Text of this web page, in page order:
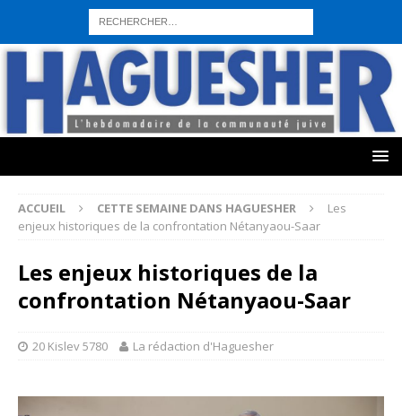
sohbet hattı numarası seks hattı numara istanbul escort bayanlar
sohbet hattı numaralar seks hattı numaralar"
numaraları sohbet hattı sex hattı telefonda seks numara sıcak sex
sohbet hattı canlı sohbet hatları sohbet numaraları
ucuz
sex sohbet hattı numaraları
yeni casino siteleri
ACCUEIL CETTE SEMAINE DANS HAGUESHER
Les
enjeux historiques de la confrontation Nétanyaou-Saar
Les enjeux historiques de la
confrontation Nétanyaou-Saar
20 Kislev 5780 La rédaction d'Haguesher